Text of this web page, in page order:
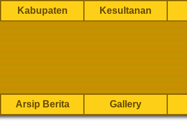
Kabupaten Kesultanan
Arsip Berita Gallery